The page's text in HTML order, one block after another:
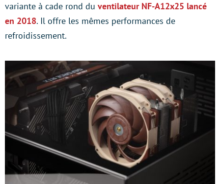
variante à cade rond du ventilateur NF-A12x25 lancé
en 2018. Il offre les mêmes performances de
refroidissement.